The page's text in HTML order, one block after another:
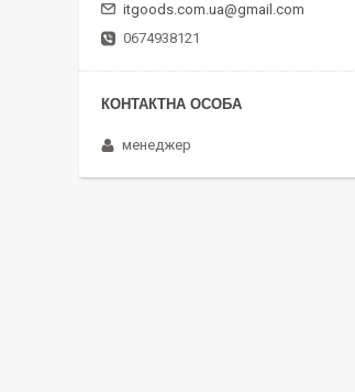
itgoods.com.ua@gmail.com
0674938121
менеджер